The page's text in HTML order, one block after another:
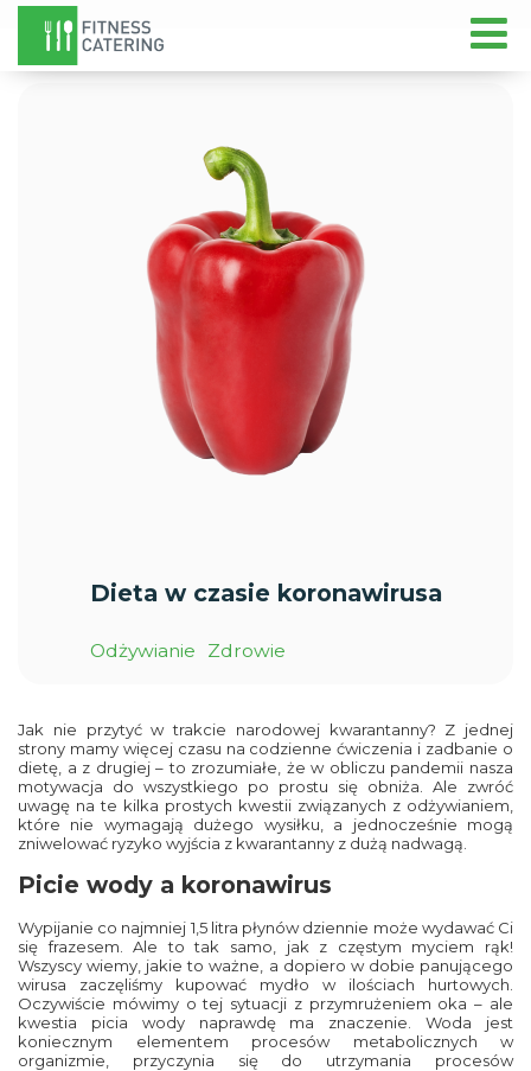
Dieta w czasie koronawirusa
Odżywianie Zdrowie
Jak nie przytyć w trakcie narodowej kwarantanny? Z jednej
strony mamy więcej czasu na codzienne ćwiczenia i zadbanie o
dietę, a z drugiej – to zrozumiałe, że w obliczu pandemii nasza
motywacja do wszystkiego po prostu się obniża. Ale zwróć
uwagę na te kilka prostych kwestii związanych z odżywianiem,
które nie wymagają dużego wysiłku, a jednocześnie mogą
zniwelować ryzyko wyjścia z kwarantanny z dużą nadwagą.
Picie wody a koronawirus
Wypijanie co najmniej 1,5 litra płynów dziennie może wydawać Ci
się frazesem. Ale to tak samo, jak z częstym myciem rąk!
Wszyscy wiemy, jakie to ważne, a dopiero w dobie panującego
wirusa zaczęliśmy kupować mydło w ilościach hurtowych.
Oczywiście mówimy o tej sytuacji z przymrużeniem oka – ale
kwestia picia wody naprawdę ma znaczenie. Woda jest
koniecznym elementem procesów metabolicznych w
organizmie, przyczynia się do utrzymania procesów